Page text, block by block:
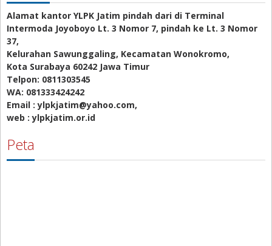
Alamat kantor YLPK Jatim pindah dari di Terminal
Intermoda Joyoboyo Lt. 3 Nomor 7, pindah ke Lt. 3 Nomor
37,
Kelurahan Sawunggaling, Kecamatan Wonokromo,
Kota Surabaya 60242 Jawa Timur
Telpon: 0811303545
WA: 081333424242
Email : ylpkjatim@yahoo.com,
web : ylpkjatim.or.id
Peta